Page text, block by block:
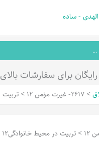
سفارشات بالای ۳۰۰.۰۰۰ تومان
2617- غیرت مؤمن 12 > تربیت در محیط خانوادگی12